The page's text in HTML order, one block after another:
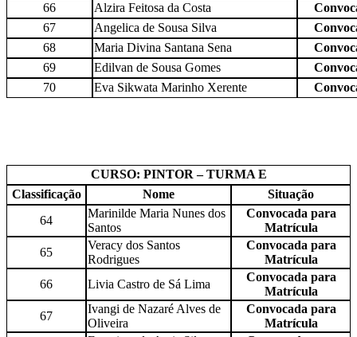
66
Alzira Feitosa da Costa
67
Angelica de Sousa Silva
68
Maria Divina Santana Sena
69
Edilvan de Sousa Gomes
70
Eva Sikwata Marinho Xerente
CURSO: PINTOR – TURMA E
Classificação
Nome
Situação
64
Marinilde Maria Nunes dos
Santos
Convocada para
Matrícula
65
Veracy dos Santos
Rodrigues
Convocada para
Matrícula
66
Livia Castro de Sá Lima
Convocada para
Matrícula
67
Ivangi de Nazaré Alves de
Oliveira
Convocada para
Matrícula